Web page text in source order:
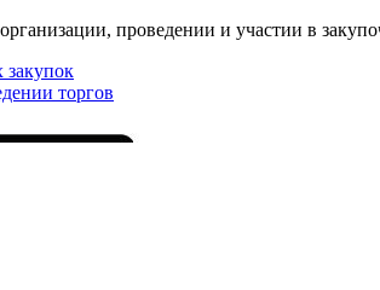
проведении и участии в
закупок
торгов